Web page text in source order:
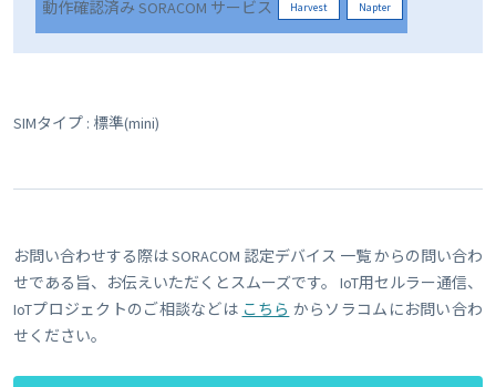
動作確認済み SORACOM サービス Harvest Napter
SIMタイプ : 標準(mini)
お問い合わせする際は SORACOM 認定デバイス 一覧 からの問い合わ
せである旨、お伝えいただくとスムーズです。 IoT用セルラー通信、
IoTプロジェクトのご相談などは こちら からソラコムにお問い合わ
せください。